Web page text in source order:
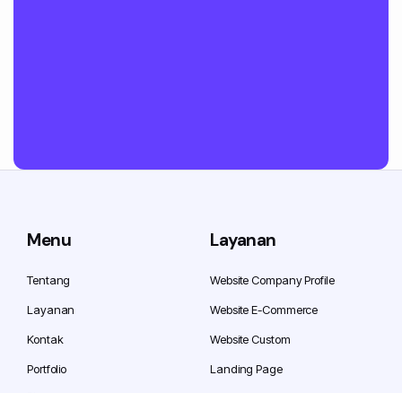
Menu
Tentang
Layanan
Kontak
Portfolio
Layanan
Website Company Profile
Website E-Commerce
Website Custom
Landing Page